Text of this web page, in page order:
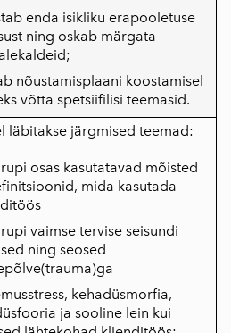
enda isikliku erapooletuse
ning oskab märgata
nõustamisplaani koostamisel
võtta spetsiifilisi teemasid.
läbitakse järgmised teemad:
osas kasutatavad mõisted
mida kasutada
vaimse tervise seisundi
ning seosed
kehadüsmorfia,
ja sooline lein kui